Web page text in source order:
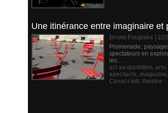
Une itinérance entre imaginaire
Bruno Fougniès | 22/
Promenade,
spectateurs en
les...
art au quotidien, arts
spectacle, magazine,
Cavacciuti, theatre